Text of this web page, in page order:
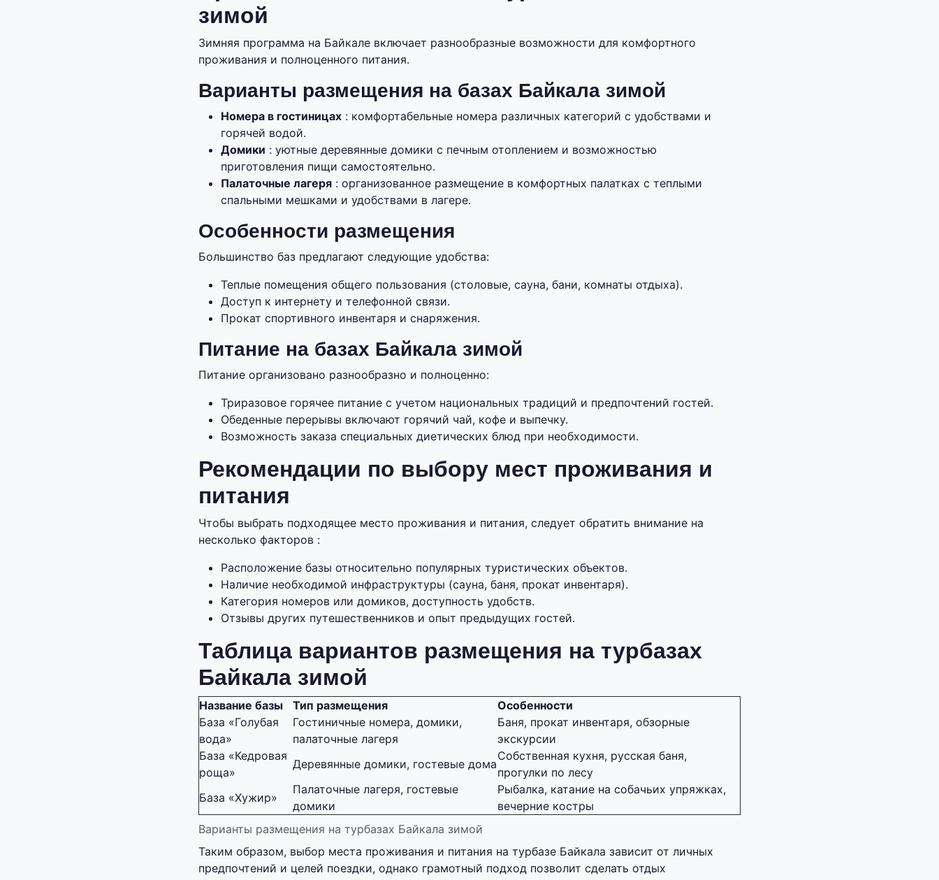
зимой
Зимняя программа на Байкале включает разнообразные возможности для комфортного
проживания и полноценного питания.
Варианты размещения на базах Байкала зимой
Номера в гостиницах : комфортабельные номера различных категорий с удобствами и
горячей водой.
Домики : уютные деревянные домики с печным отоплением и возможностью
приготовления пищи самостоятельно.
Палаточные лагеря : организованное размещение в комфортных палатках с теплыми
спальными мешками и удобствами в лагере.
Особенности размещения
Большинство баз предлагают следующие удобства:
Теплые помещения общего пользования (столовые, сауна, бани, комнаты отдыха).
Доступ к интернету и телефонной связи.
Прокат спортивного инвентаря и снаряжения.
Питание на базах Байкала зимой
Питание организовано разнообразно и полноценно:
Триразовое горячее питание с учетом национальных традиций и предпочтений гостей.
Обеденные перерывы включают горячий чай, кофе и выпечку.
Возможность заказа специальных диетических блюд при необходимости.
Рекомендации по выбору мест проживания и
питания
Чтобы выбрать подходящее место проживания и питания, следует обратить внимание на
несколько факторов :
Расположение базы относительно популярных туристических объектов.
Наличие необходимой инфраструктуры (сауна, баня, прокат инвентаря).
Категория номеров или домиков, доступность удобств.
Отзывы других путешественников и опыт предыдущих гостей.
Таблица вариантов размещения на турбазах
Байкала зимой
Варианты размещения на турбазах Байкала зимой
Название базы Тип размещения
Особенности
База «Голубая
вода»
Гостиничные номера, домики,
палаточные лагеря
Баня, прокат инвентаря, обзорные
экскурсии
База «Кедровая
роща»
Деревянные домики, гостевые дома
Собственная кухня, русская баня,
прогулки по лесу
База «Хужир»
Палаточные лагеря, гостевые
домики
Рыбалка, катание на собачьих упряжках,
вечерние костры
Таким образом, выбор места проживания и питания на турбазе Байкала зависит от личных
предпочтений и целей поездки, однако грамотный подход позволит сделать отдых